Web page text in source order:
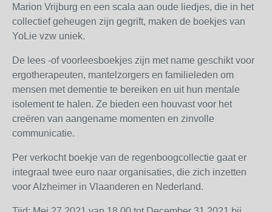
Marion Vrijburg en een scala aan oude liedjes, die in het
collectief geheugen zijn gegrift, maken de boekjes van
YoLie vzw uniek.
De lees -of voorleesboekjes zijn met name geschikt voor
ergotherapeuten, mantelzorgers en familieleden om
mensen met dementie te bereiken en uit hun mentale
isolement te halen. Ze bieden een houvast voor het
creëren van aangename momenten en zinvolle
communicatie.
Per verkocht boekje van de regenboogcollectie gaat er
integraal twee euro naar organisaties, die zich inzetten
voor Alzheimer in Vlaanderen en Nederland.